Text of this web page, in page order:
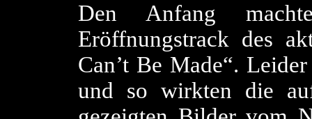
Den Anfang
Eröffnungstrack des
Can’t Be Made“.
und so wirkten die